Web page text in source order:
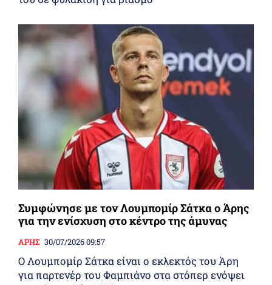
Συμφώνησε με τον Λουμπομίρ Σάτκα ο Άρης
για την ενίσχυση στο κέντρο της άμυνας
ΑΡΗΣ 30/07/2026 09:57
Ο Λουμπομίρ Σάτκα είναι ο εκλεκτός του Άρη
για παρτενέρ του Φαμπιάνο στα στόπερ ενόψει